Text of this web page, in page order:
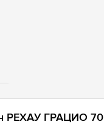
РЕХАУ ГРАЦИО 70